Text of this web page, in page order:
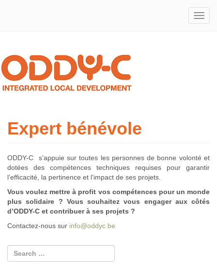
ODDY-
Local
Development
Expert bénévole
ODDY-C s’appuie sur toutes les personnes de bonne volonté et
dotées des compétences techniques requises pour garantir
l’efficacité, la pertinence et l’impact de ses projets.
Vous voulez mettre à profit vos compétences pour un monde
plus solidaire ? Vous souhaitez vous engager aux côtés
d’ODDY-C et contribuer à ses projets ?
Contactez-nous sur info@oddyc.be